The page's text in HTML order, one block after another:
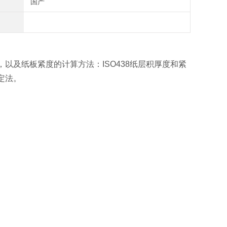
及纸板紧度的计算方法：ISO438纸层积厚度和紧
。